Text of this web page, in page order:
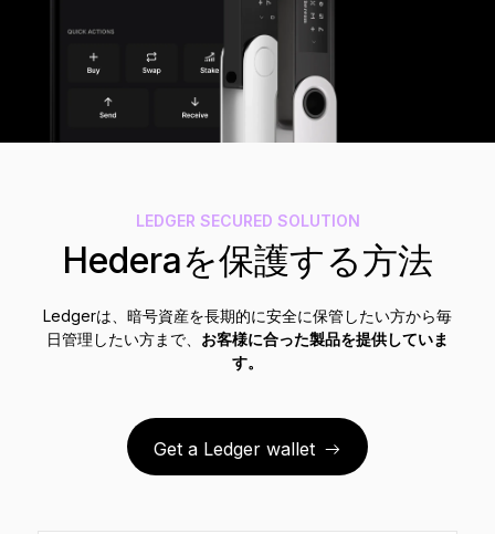
復元ソリューション
限定シリーズ
Ledger署名用デバイスを比較する
LEDGER SECURED SOLUTION
Hederaを保護する方法
Ledgerは、暗号資産を長期的に安全に保管したい方から毎
日管理したい方まで、 お客様に合った製品を提供していま
す。
Get a Ledger wallet